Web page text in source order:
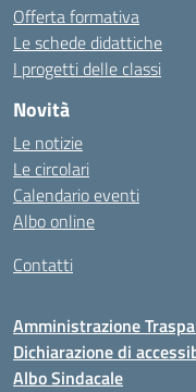
Offerta formativa
Le schede didattiche
I progetti delle classi
Novità
Le notizie
Le circolari
Calendario eventi
Albo online
Contatti
Amministrazione
Dichiarazione di
Albo Sindacale